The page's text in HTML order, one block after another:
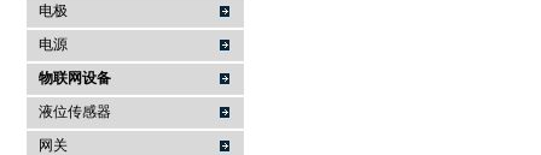
电极
电源
物联网设备
液位传感器
网关